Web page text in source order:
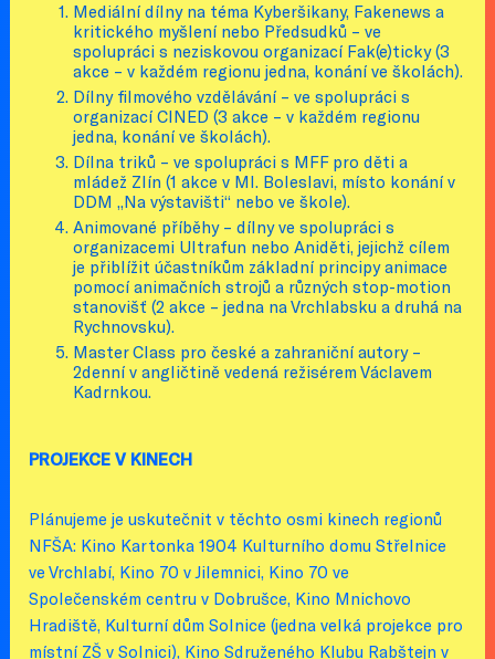
Mediální dílny na téma Kyberšikany, Fakenews a
kritického myšlení nebo Předsudků – ve
spolupráci s neziskovou organizací Fak(e)ticky (3
akce – v každém regionu jedna, konání ve školách).
Dílny filmového vzdělávání – ve spolupráci s
organizací CINED (3 akce – v každém regionu
jedna, konání ve školách).
Dílna triků – ve spolupráci s MFF pro děti a
mládež Zlín (1 akce v Ml. Boleslavi, místo konání v
DDM „Na výstavišti“ nebo ve škole).
Animované příběhy – dílny ve spolupráci s
organizacemi Ultrafun nebo Aniděti, jejichž cílem
je přiblížit účastníkům základní principy animace
pomocí animačních strojů a různých stop-motion
stanovišť (2 akce – jedna na Vrchlabsku a druhá na
Rychnovsku).
Master Class pro české a zahraniční autory –
2denní v angličtině vedená režisérem Václavem
Kadrnkou.
PROJEKCE V KINECH
Plánujeme je uskutečnit v těchto osmi kinech regionů
NFŠA: Kino Kartonka 1904 Kulturního domu Střelnice
ve Vrchlabí, Kino 70 v Jilemnici, Kino 70 ve
Společenském centru v Dobrušce, Kino Mnichovo
Hradiště, Kulturní dům Solnice (jedna velká projekce pro
místní ZŠ v Solnici), Kino Sdruženého Klubu Rabštejn v